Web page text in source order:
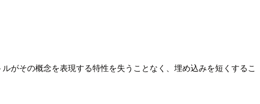
がその概念を表現する特性を失うことなく、埋め込みを短くするこ